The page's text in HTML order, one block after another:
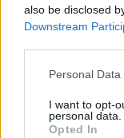
also be disclosed
Downstream
Personal
I want to opt-
personal data.
Opted In
07:52
Σεισμός 5,8
07:45
ένα 24ωρο